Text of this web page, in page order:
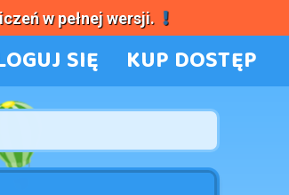
w pełnej wersji.
SIĘ KUP DOSTĘP